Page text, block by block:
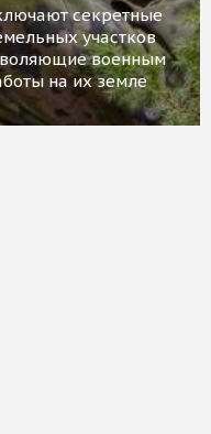
секретные
участков
военным
на их земле